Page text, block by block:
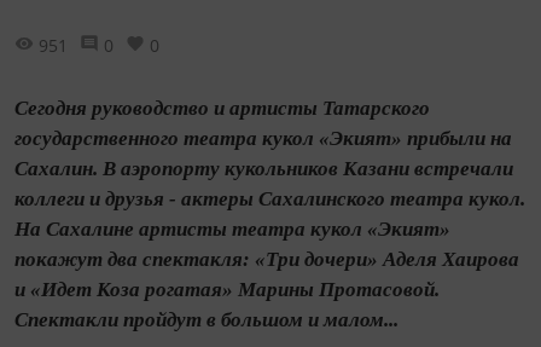
951 0 0
Сегодня руководство и артисты Татарского
государственного театра кукол «Экият» прибыли на
Сахалин. В аэропорту кукольников Казани встречали
коллеги и друзья - актеры Сахалинского театра кукол.
На Сахалине артисты театра кукол «Экият»
покажут два спектакля: «Три дочери» Аделя Хаирова
и «Идет Коза рогатая» Марины Протасовой.
Спектакли пройдут в большом и малом...